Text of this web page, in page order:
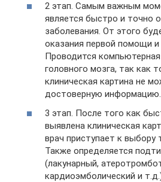
2 этап. Самым важным
является быстро и точно
заболевания. От этого
оказания первой помощи и
Проводится
головного мозга, так как
клиническая картина не
достоверную информацию.
3 этап. После того как
выявлена клиническая
врач приступает к выбору
Также определяется
(лакунарный,
кардиоэмболический и